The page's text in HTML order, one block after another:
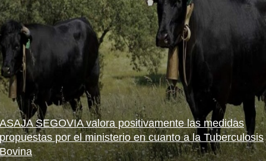
ASAJA SEGOVIA valora positivamente las medidas
propuestas por el ministerio en cuanto a la Tuberculosis
Bovina